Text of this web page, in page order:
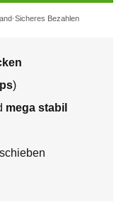
Sicheres Bezahlen
)
mega stabil